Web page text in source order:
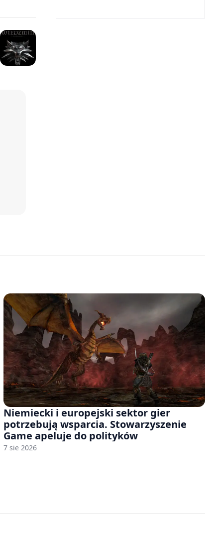
Niemiecki i europejski sektor gier
potrzebują wsparcia. Stowarzyszenie
Game apeluje do polityków
7 sie 2026